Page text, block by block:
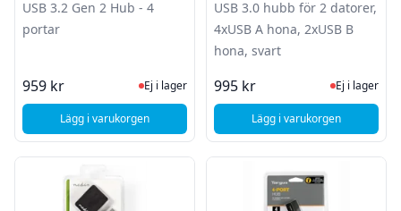
USB 3.2 Gen 2 Hub - 4
portar
959 kr Ej i lager, besök produktsidan för
Ej i lager
Lägg i varukorgen, Lindy USB 3.2 Gen 2 Hub - 4 portar
USB 3.0 hubb för 2 datorer,
4xUSB A hona, 2xUSB B
hona, svart
995 kr Ej i lager,
Ej i lager
Lägg i varukorgen, Aten USB 3.0 hubb